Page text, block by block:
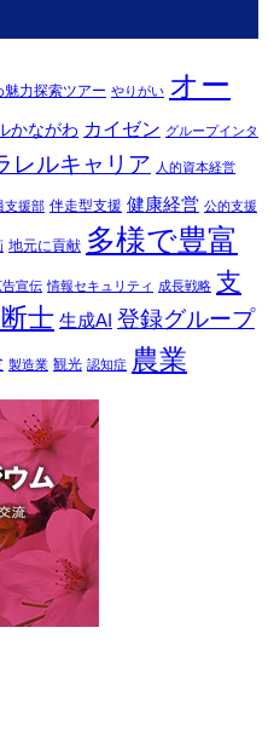
魅力探索ツアー やりがい オー
かながわ カイゼン グループインタ
レルキャリア 人的資本経営
支援部 伴走型支援 健康経営 公的支援
地元に貢献 多様で豊富
告宣伝 情報セキュリティ 成長戦略 支
士 生成AI 登録グループ
製造業 観光 認知症 農業